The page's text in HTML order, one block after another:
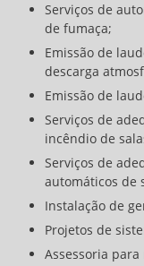
Serviços de
de fumaça;
Emissão de
descarga
Emissão de
Serviços de
incêndio de
Serviços de
automáticos de
Instalação de
Projetos de
Assessoria para